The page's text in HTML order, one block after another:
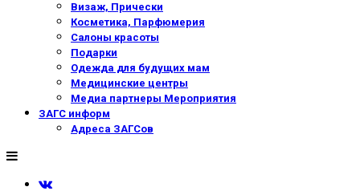
Визаж, Прически
Косметика, Парфюмерия
Салоны красоты
Подарки
Одежда для будущих мам
Медицинские центры
Медиа партнеры Мероприятия
ЗАГС информ
Адреса ЗАГСов